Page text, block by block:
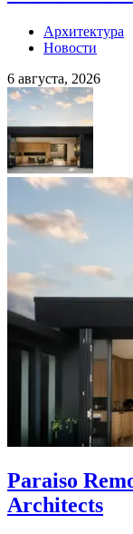
Архитектура
Новости
6 августа, 2026
Paraiso
Architects